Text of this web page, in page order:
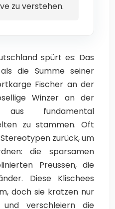
zu verstehen.
spürt es: Das
die Summe seiner
Fischer an der
Winzer an der
fundamental
zu stammen. Oft
zurück, um
die sparsamen
Preussen, die
Diese Klischees
doch sie kratzen nur
verschleiern die